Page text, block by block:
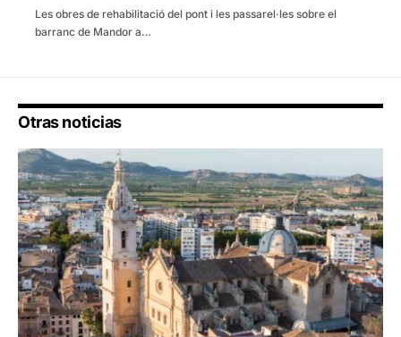
Les obres de rehabilitació del pont i les passarel·les sobre el
barranc de Mandor a…
Otras noticias